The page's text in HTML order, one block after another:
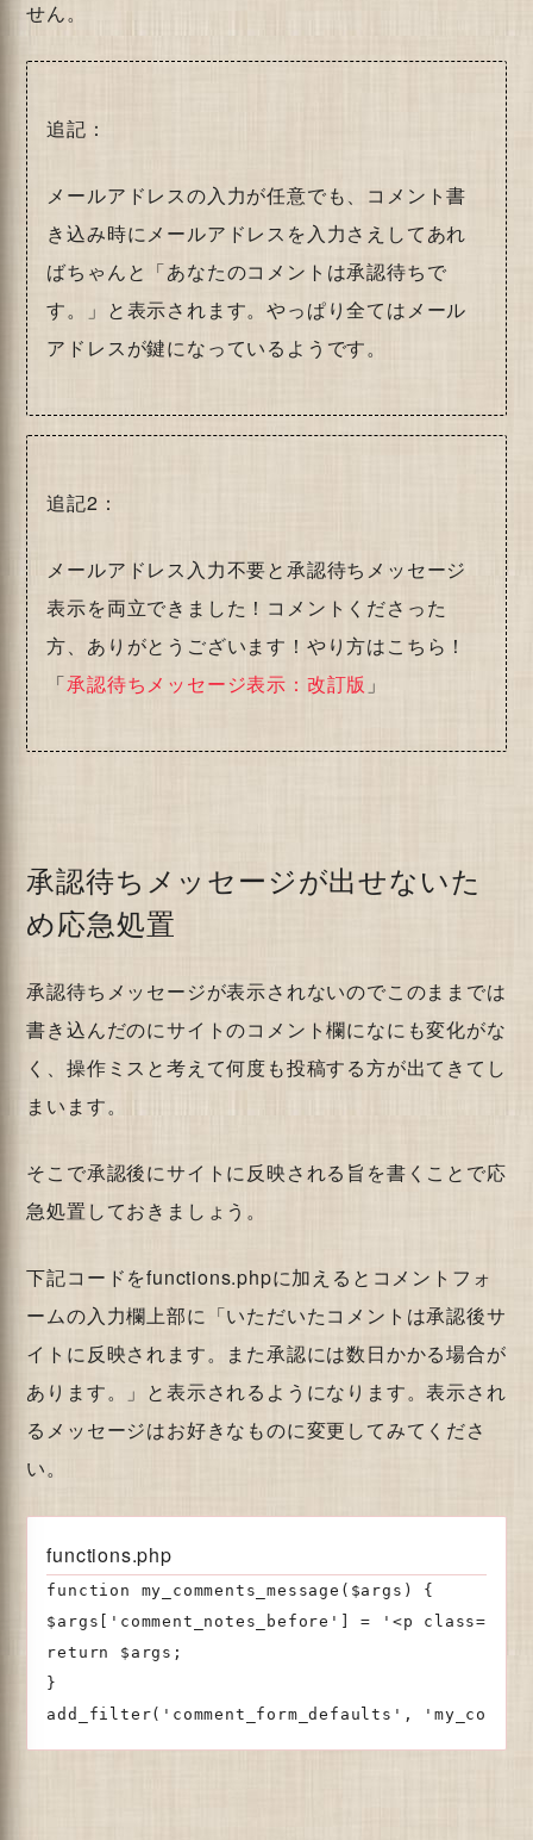
せん。
追記：
メールアドレスの入力が任意でも、コメント書
き込み時にメールアドレスを入力さえしてあれ
ばちゃんと「あなたのコメントは承認待ちで
す。」と表示されます。やっぱり全てはメール
アドレスが鍵になっているようです。
追記2：
メールアドレス入力不要と承認待ちメッセージ
表示を両立できました！コメントくださった
方、ありがとうございます！やり方はこちら！
「承認待ちメッセージ表示：改訂版 」
承認待ちメッセージが出せないた
め応急処置
承認待ちメッセージが表示されないのでこのままでは
書き込んだのにサイトのコメント欄になにも変化がな
く、操作ミスと考えて何度も投稿する方が出てきてし
まいます。
そこで承認後にサイトに反映される旨を書くことで応
急処置しておきましょう。
下記コードをfunctions.phpに加えるとコメントフォ
ームの入力欄上部に「いただいたコメントは承認後サ
イトに反映されます。また承認には数日かかる場合が
あります。」と表示されるようになります。表示され
るメッセージはお好きなものに変更してみてくださ
い。
functions.php
function my_comments_message($args) {
$args['comment_notes_before'] = '<p class="comment-
return $args;
}